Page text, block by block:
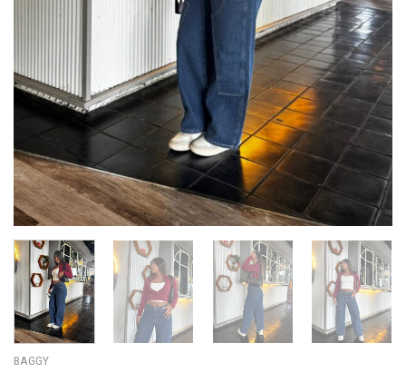
BAGGY